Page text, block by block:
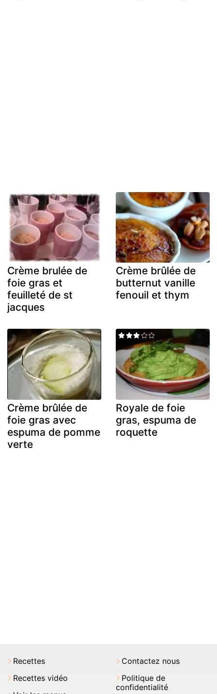
Crème brulée de
foie gras et
feuilleté de st
jacques
Crème brûlée de
butternut vanille
fenouil et thym
Crème brûlée de
foie gras avec
espuma de pomme
verte
Royale de foie
gras, espuma de
roquette
Recettes
Recettes vidéo
Contactez nous
Politique de
confidentialité